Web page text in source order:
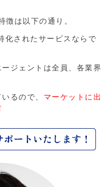
徴は以下の通り。
化されたサービスならで
ジェントは全員、各業界
るので、 マーケットに出